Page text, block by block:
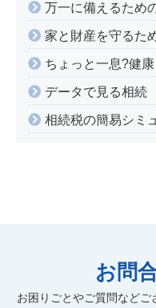
万一に備えるため
家と財産を守るた
ちょっと一息?健
データで見る相続
相続税の簡易シミ
お問
お困りごとやご質問などご